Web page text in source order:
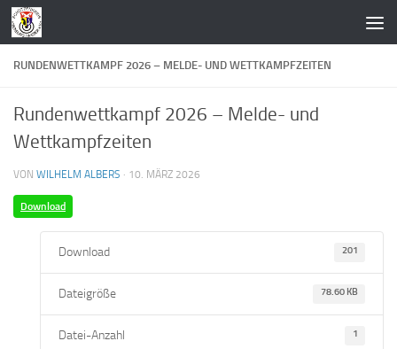
Zum Inhalt springen
RUNDENWETTKAMPF 2026 – MELDE- UND WETTKAMPFZEITEN
Rundenwettkampf 2026 – Melde- und
Wettkampfzeiten
VON WILHELM ALBERS · 10. MÄRZ 2026
Download
Download 201
Dateigröße 78.60 KB
Datei-Anzahl 1